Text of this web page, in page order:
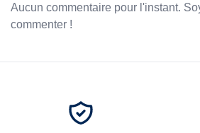
Aucun commentaire pour l'instant.
commenter !